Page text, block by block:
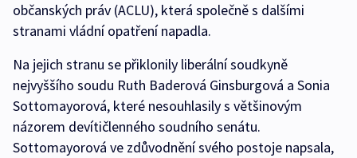
občanských práv (ACLU), která společně s dalšími
stranami vládní opatření napadla.
Na jejich stranu se přiklonily liberální soudkyně
nejvyššího soudu Ruth Baderová Ginsburgová a Sonia
Sottomayorová, které nesouhlasily s většinovým
názorem devítičlenného soudního senátu.
Sottomayorová ve zdůvodnění svého postoje napsala,